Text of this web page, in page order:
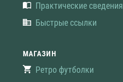
Практические сведения
Быстрые ссылки
МАГАЗИН
Ретро футболки